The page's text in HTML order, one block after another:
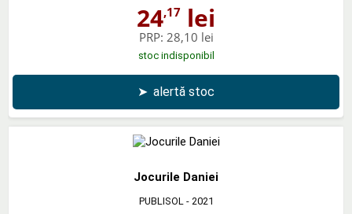
24,17 lei
PRP: 28,10 lei
stoc indisponibil
➤ alertă stoc
Jocurile Daniei
PUBLISOL - 2021